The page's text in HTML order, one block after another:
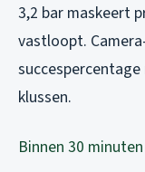
3,2 bar maskeert
vastloopt.
klussen.
Binnen 30